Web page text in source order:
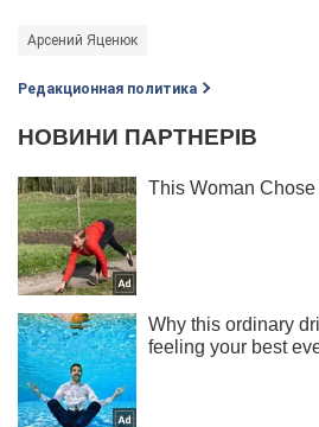
Арсений Яценюк
Редакционная политика